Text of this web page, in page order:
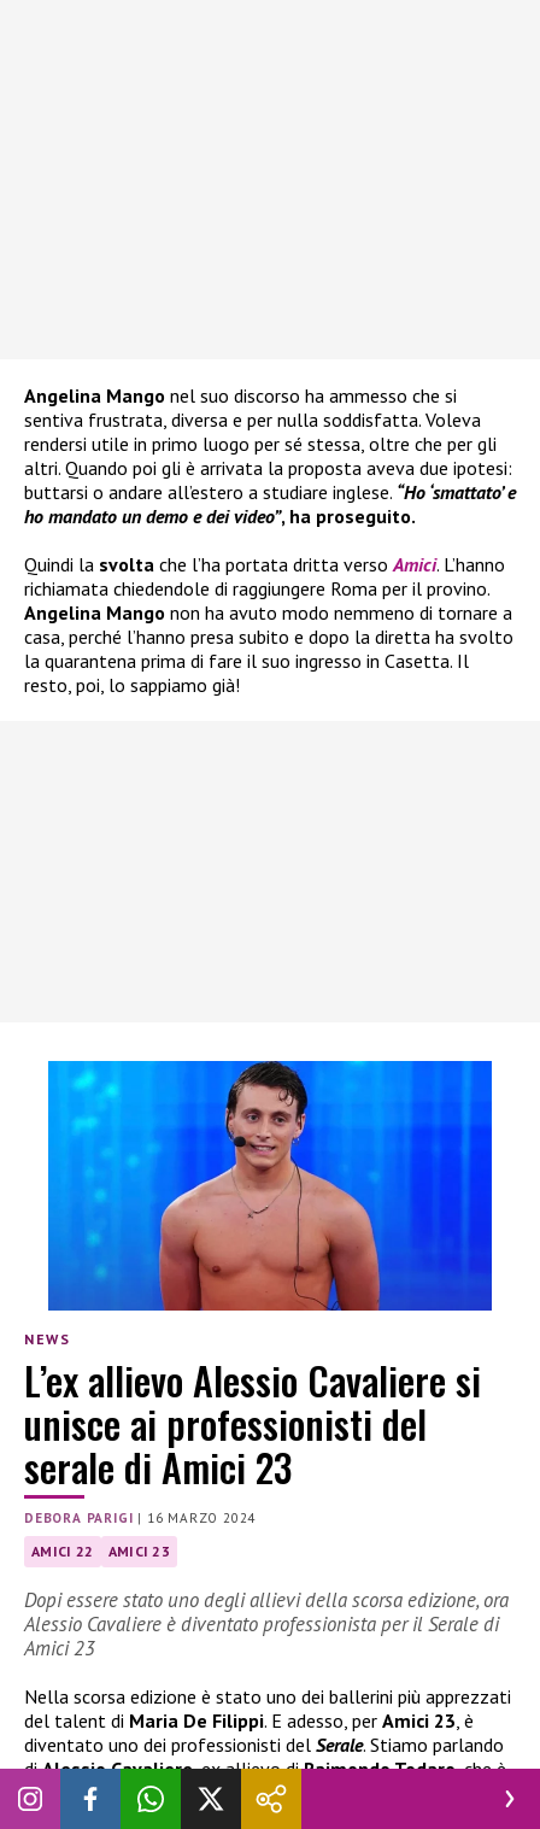
Angelina Mango nel suo discorso ha ammesso che si
sentiva frustrata, diversa e per nulla soddisfatta. Voleva
rendersi utile in primo luogo per sé stessa, oltre che per gli
altri. Quando poi gli è arrivata la proposta aveva due ipotesi:
buttarsi o andare all’estero a studiare inglese. “Ho ‘smattato’ e
ho mandato un demo e dei video”, ha proseguito.
Quindi la svolta che l’ha portata dritta verso Amici. L’hanno
richiamata chiedendole di raggiungere Roma per il provino.
Angelina Mango non ha avuto modo nemmeno di tornare a
casa, perché l’hanno presa subito e dopo la diretta ha svolto
la quarantena prima di fare il suo ingresso in Casetta. Il
resto, poi, lo sappiamo già!
NEWS
L’ex allievo Alessio Cavaliere si
unisce ai professionisti del
serale di Amici 23
DEBORA PARIGI | 16 MARZO 2024
AMICI 22 AMICI 23
Dopi essere stato uno degli allievi della scorsa edizione, ora
Alessio Cavaliere è diventato professionista per il Serale di
Amici 23
Nella scorsa edizione è stato uno dei ballerini più apprezzati
del talent di Maria De Filippi. E adesso, per Amici 23 , è
diventato uno dei professionisti del Serale. Stiamo parlando
diAlessio Cavaliere, ex allievo diRaimondo Todaro, che è
riuscito a conquistare questo importate traguardo.